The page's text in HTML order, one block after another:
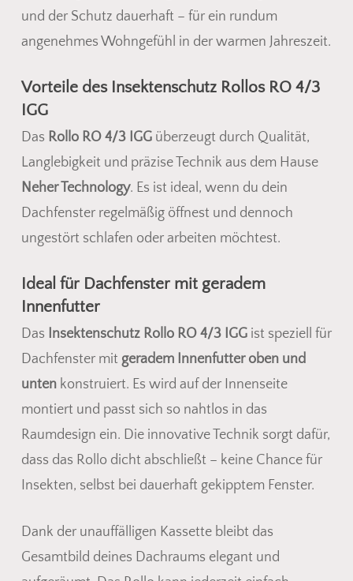
Es befinden sich keine Produkte
im Warenkorb.
Go To Shop
und der Schutz dauerhaft – für ein rundum
angenehmes Wohngefühl in der warmen Jahreszeit.
Vorteile des Insektenschutz Rollos RO 4/3
IGG
Das Rollo RO 4/3 IGGüberzeugt durch Qualität,
Langlebigkeit und präzise Technik aus dem Hause
Neher Technology. Es ist ideal, wenn du dein
Dachfenster regelmäßig öffnest und dennoch
ungestört schlafen oder arbeiten möchtest.
Ideal für Dachfenster mit geradem
Innenfutter
Das Insektenschutz Rollo RO 4/3 IGGist speziell für
Dachfenster mit geradem Innenfutter oben und
untenkonstruiert. Es wird auf der Innenseite
montiert und passt sich so nahtlos in das
Raumdesign ein. Die innovative Technik sorgt dafür,
dass das Rollo dicht abschließt – keine Chance für
Insekten, selbst bei dauerhaft gekipptem Fenster.
Dank der unauffälligen Kassette bleibt das
Gesamtbild deines Dachraums elegant und